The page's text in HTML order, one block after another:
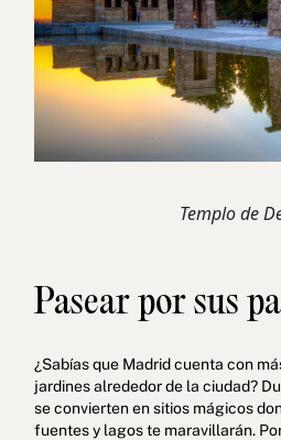
Templo de
Pasear por sus
¿Sabías que Madrid cuenta con
jardines alrededor de la ciudad?
se convierten en sitios mágicos
fuentes y lagos te maravillarán.